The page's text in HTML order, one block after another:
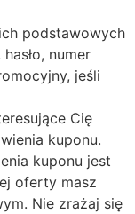
podstawowych
numer
jeśli
Cię
kuponu.
kuponu jest
oferty masz
Nie zrażaj się